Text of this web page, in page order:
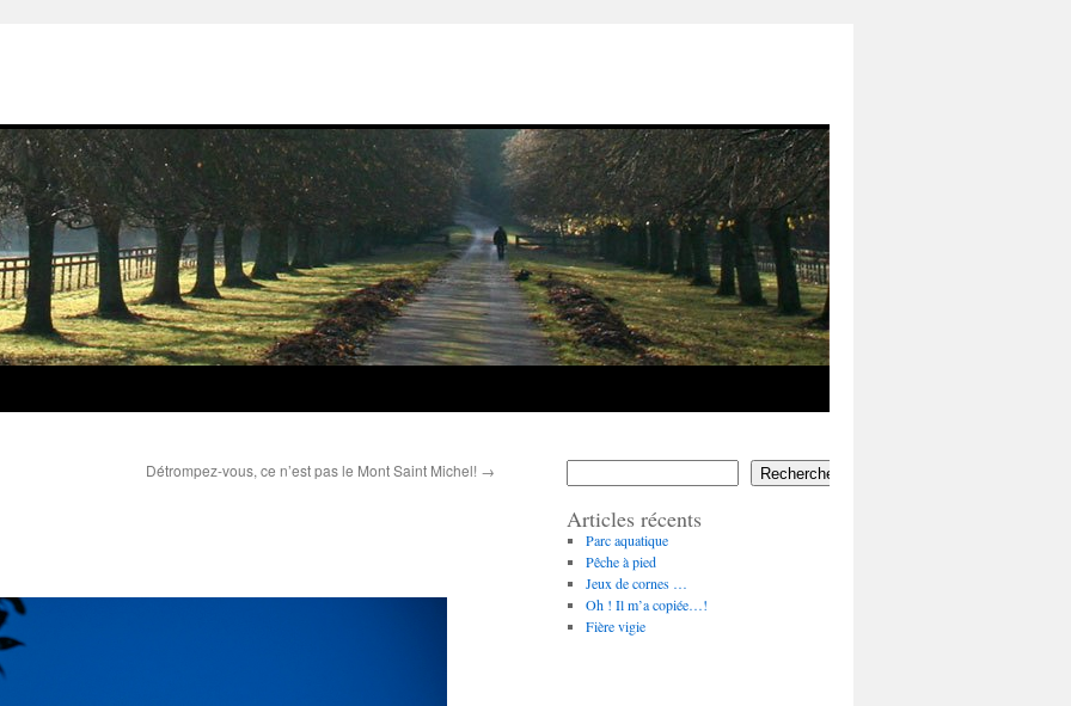
Détrompez-vous, ce n’est pas le Mont Saint Michel! → Rechercher
Articles récents
Parc aquatique
Pêche à pied
Jeux de cornes …
Oh ! Il m’a copiée…!
Fière vigie